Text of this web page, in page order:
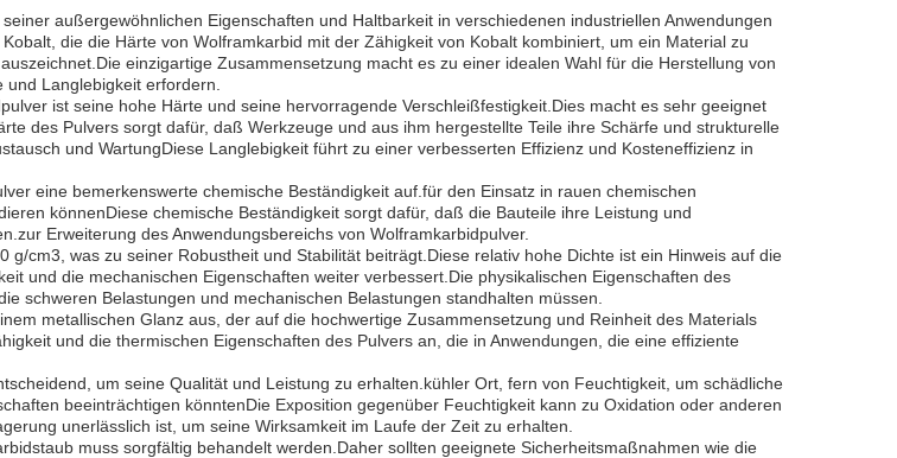
außergewöhnlichen Eigenschaften und Haltbarkeit in verschiedenen industriellen Anwendungen
die die Härte von Wolframkarbid mit der Zähigkeit von Kobalt kombiniert, um ein Material zu
einzigartige Zusammensetzung macht es zu einer idealen Wahl für die Herstellung von
Langlebigkeit erfordern.
ist seine hohe Härte und seine hervorragende Verschleißfestigkeit.Dies macht es sehr geeignet
des Pulvers sorgt dafür, daß Werkzeuge und aus ihm hergestellte Teile ihre Schärfe und strukturelle
und WartungDiese Langlebigkeit führt zu einer verbesserten Effizienz und Kosteneffizienz in
eine bemerkenswerte chemische Beständigkeit auf.für den Einsatz in rauen chemischen
könnenDiese chemische Beständigkeit sorgt dafür, daß die Bauteile ihre Leistung und
Erweiterung des Anwendungsbereichs von Wolframkarbidpulver.
cm3, was zu seiner Robustheit und Stabilität beiträgt.Diese relativ hohe Dichte ist ein Hinweis auf die
und die mechanischen Eigenschaften weiter verbessert.Die physikalischen Eigenschaften des
schweren Belastungen und mechanischen Belastungen standhalten müssen.
metallischen Glanz aus, der auf die hochwertige Zusammensetzung und Reinheit des Materials
und die thermischen Eigenschaften des Pulvers an, die in Anwendungen, die eine effiziente
um seine Qualität und Leistung zu erhalten.kühler Ort, fern von Feuchtigkeit, um schädliche
beeinträchtigen könntenDie Exposition gegenüber Feuchtigkeit kann zu Oxidation oder anderen
unerlässlich ist, um seine Wirksamkeit im Laufe der Zeit zu erhalten.
muss sorgfältig behandelt werden.Daher sollten geeignete Sicherheitsmaßnahmen wie die